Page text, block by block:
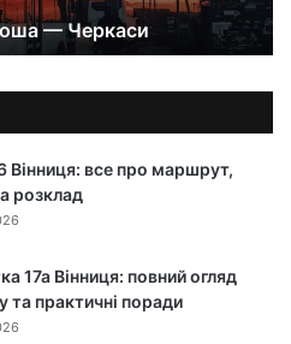
— Черкаси
Вінниця: все про маршрут,
розклад
17а Вінниця: повний огляд
та практичні поради